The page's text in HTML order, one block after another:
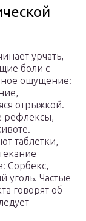
урчать,
боли с
ощущение:
отрыжкой.
рефлексы,
таблетки,
Сорбекс,
уголь. Частые
говорят об